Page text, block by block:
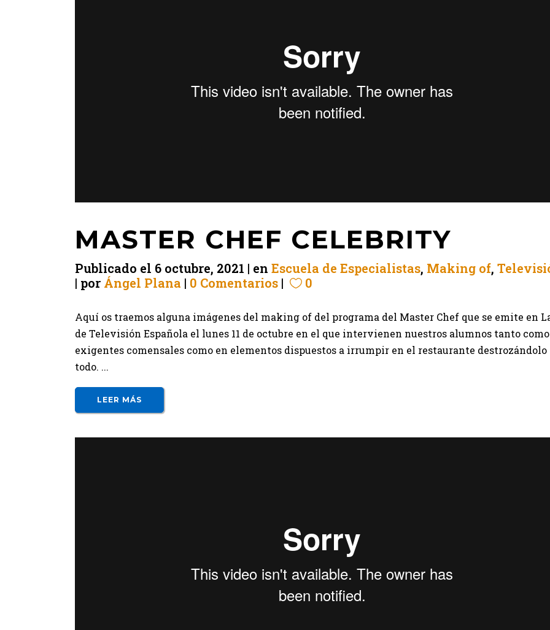
MASTER CHEF CELEBRITY
Publicado el 6 octubre, 2021 en Escuela de Especialistas, Making of,
por Ángel Plana 0 Comentarios 0
Aquí os traemos alguna imágenes del making of del programa del Master Chef que se emite en
de Televisión Española el lunes 11 de octubre en el que intervienen nuestros alumnos tanto como
exigentes comensales como en elementos dispuestos a irrumpir en el restaurante destrozándolo
todo. ...
LEER MÁS